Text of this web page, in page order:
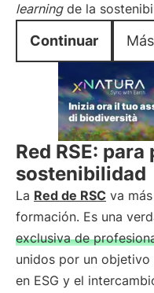
learningde la
Continuar
Red RSE:
sostenibilidad
La Red de RSC va
formación. Es una
exclusiva de
unidos por un
en ESG y el